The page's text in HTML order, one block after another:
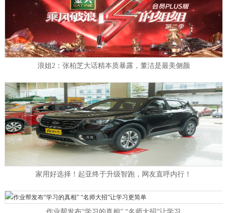
浪姐2：张柏芝大话精本质暴露，董洁是最美侧颜
家用好选择！起亚终于升级智跑，网友直呼内行！